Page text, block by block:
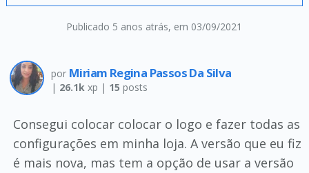
Publicado 5 anos atrás, em 03/09/2021
por Miriam Regina Passos Da Silva
| 26.1kxp | 15 posts
Consegui colocar colocar o logo e fazer todas as
configurações em minha loja. A versão que eu fiz
é mais nova, mas tem a opção de usar a versão